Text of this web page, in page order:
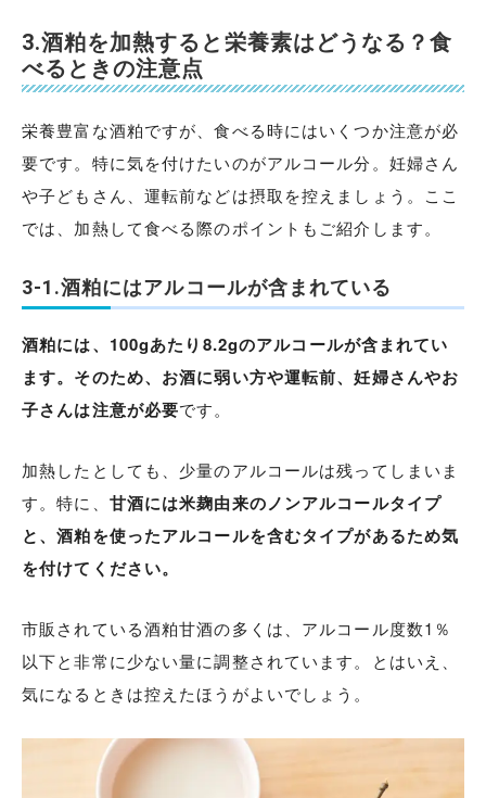
3.酒粕を加熱すると栄養素はどうなる？食
べるときの注意点
栄養豊富な酒粕ですが、食べる時にはいくつか注意が必
要です。特に気を付けたいのがアルコール分。妊婦さん
や子どもさん、運転前などは摂取を控えましょう。ここ
では、加熱して食べる際のポイントもご紹介します。
3-1.酒粕にはアルコールが含まれている
酒粕には、100gあたり8.2gのアルコールが含まれてい
ます。そのため、お酒に弱い方や運転前、妊婦さんやお
子さんは注意が必要です。
加熱したとしても、少量のアルコールは残ってしまいま
す。特に、 甘酒には米麹由来のノンアルコールタイプ
と、酒粕を使ったアルコールを含むタイプがあるため気
を付けてください。
市販されている酒粕甘酒の多くは、アルコール度数1％
以下と非常に少ない量に調整されています。とはいえ、
気になるときは控えたほうがよいでしょう。